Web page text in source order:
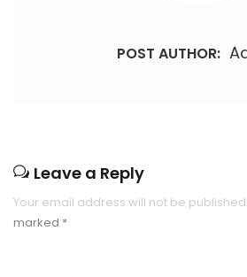
POST AUTHOR:
Leave a Reply
Your email address will not be published.
marked *